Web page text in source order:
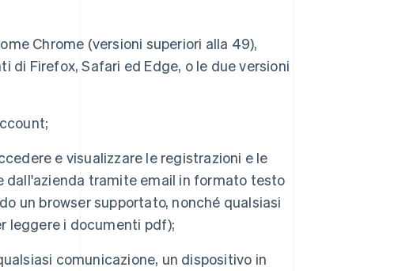
Chrome (versioni superiori alla 49),
di Firefox, Safari ed Edge, o le due versioni
e visualizzare le registrazioni e le
tramite email in formato testo
un browser supportato, nonché qualsiasi
leggere i documenti pdf);
comunicazione, un dispositivo in